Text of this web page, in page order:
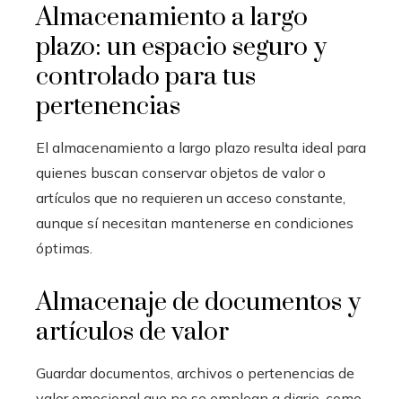
Almacenamiento a largo
plazo: un espacio seguro y
controlado para tus
pertenencias
El almacenamiento a largo plazo resulta ideal para
quienes buscan conservar objetos de valor o
artículos que no requieren un acceso constante,
aunque sí necesitan mantenerse en condiciones
óptimas.
Almacenaje de documentos y
artículos de valor
Guardar documentos, archivos o pertenencias de